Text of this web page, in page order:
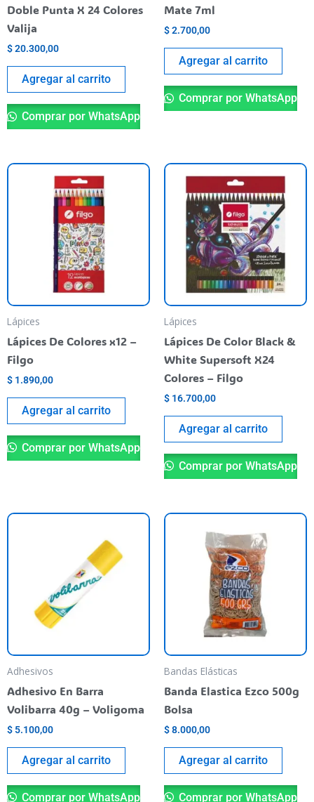
Doble Punta X 24 Colores
Valija
$20.300,00
Agregar al carrito
Comprar por WhatsApp
Mate 7ml
$2.700,00
Agregar al carrito
Comprar por WhatsApp
Lápices
Lápices De Colores x12 –
Filgo
$ 1.890,00
Agregar al carrito
Comprar por WhatsApp
Lápices
Lápices De Color Black &
White Supersoft X24
Colores – Filgo
$ 16.700,00
Agregar al carrito
Comprar por WhatsApp
Adhesivos
Adhesivo En Barra
Volibarra 40g – Voligoma
$ 5.100,00
Agregar al carrito
Comprar por WhatsApp
Bandas Elásticas
Banda Elastica Ezco 500g
Bolsa
$8.000,00
Agregar al carrito
Comprar por WhatsApp